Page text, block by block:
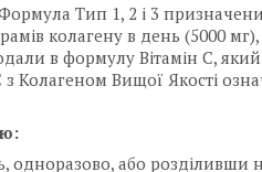
Тип 1, 2 і 3
колагену в день (5000
в формулу Вітамін С,
Колагеном Вищої Якості
або розділивши